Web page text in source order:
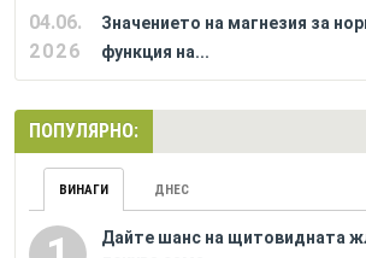
04.06.
2026
Значението на магнезия за
функция на...
ПОПУЛЯРНО:
ВИНАГИ ДНЕС
Дайте шанс на щитовидната